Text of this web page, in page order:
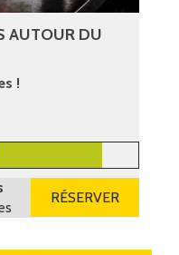
AUTOUR DU
!
RÉSERVER